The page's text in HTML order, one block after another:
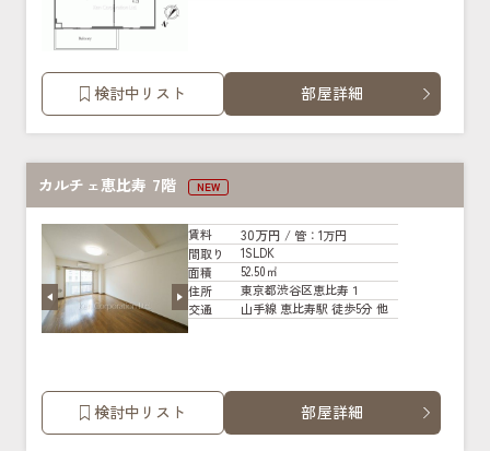
検討中リスト 部屋詳細
カルチェ恵比寿 7階 NEW
賃料 30万円 / 管：1万円
間取り
1SLDK
面積
52.50㎡
住所
東京都渋谷区恵比寿１
交通
山手線 恵比寿駅 徒歩5分 他
検討中リスト 部屋詳細